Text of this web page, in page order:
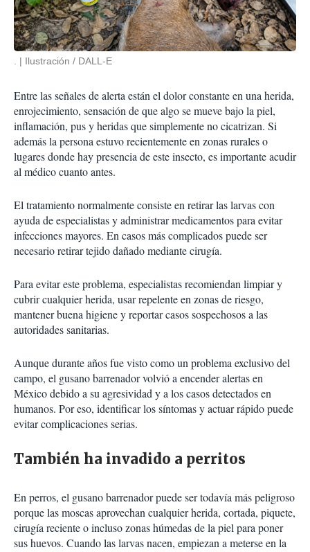
. Ilustración / DALL-E
Entre las señales de alerta están el dolor constante en una herida,
enrojecimiento, sensación de que algo se mueve bajo la piel,
inflamación, pus y heridas que simplemente no cicatrizan. Si
además la persona estuvo recientemente en zonas rurales o
lugares donde hay presencia de este insecto, es importante acudir
al médico cuanto antes.
El tratamiento normalmente consiste en retirar las larvas con
ayuda de especialistas y administrar medicamentos para evitar
infecciones mayores. En casos más complicados puede ser
necesario retirar tejido dañado mediante cirugía.
Para evitar este problema, especialistas recomiendan limpiar y
cubrir cualquier herida, usar repelente en zonas de riesgo,
mantener buena higiene y reportar casos sospechosos a las
autoridades sanitarias.
Aunque durante años fue visto como un problema exclusivo del
campo, el gusano barrenador volvió a encender alertas en
México debido a su agresividad y a los casos detectados en
humanos. Por eso, identificar los síntomas y actuar rápido puede
evitar complicaciones serias.
También ha invadido a perritos
En perros, el gusano barrenador puede ser todavía más peligroso
porque las moscas aprovechan cualquier herida, cortada, piquete,
cirugía reciente o incluso zonas húmedas de la piel para poner
sus huevos. Cuando las larvas nacen, empiezan a meterse en la